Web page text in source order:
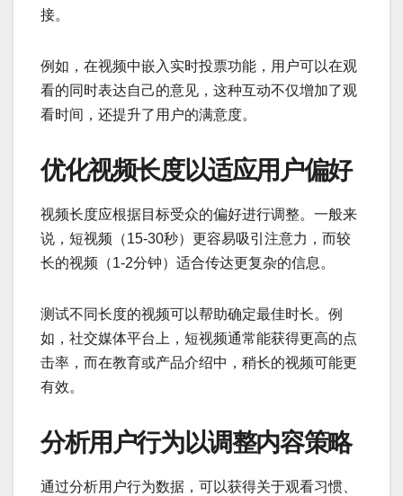
接。
例如，在视频中嵌入实时投票功能，用户可以在观
看的同时表达自己的意见，这种互动不仅增加了观
看时间，还提升了用户的满意度。
优化视频长度以适应用户偏好
视频长度应根据目标受众的偏好进行调整。一般来
说，短视频（15-30秒）更容易吸引注意力，而较
长的视频（1-2分钟）适合传达更复杂的信息。
测试不同长度的视频可以帮助确定最佳时长。例
如，社交媒体平台上，短视频通常能获得更高的点
击率，而在教育或产品介绍中，稍长的视频可能更
有效。
分析用户行为以调整内容策略
通过分析用户行为数据，可以获得关于观看习惯、